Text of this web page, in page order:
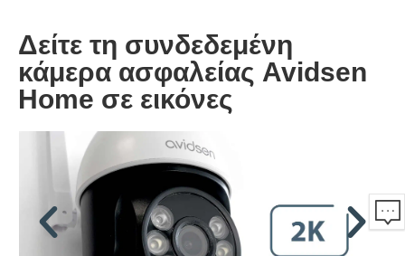
Δείτε τη συνδεδεμένη
κάμερα ασφαλείας Avidsen
Home σε εικόνες